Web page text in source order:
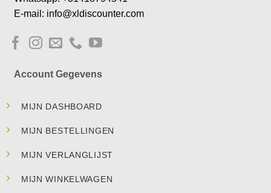
E-mail: info@xldiscounter.com
Account Gegevens
MIJN DASHBOARD
MIJN BESTELLINGEN
MIJN VERLANGLIJST
MIJN WINKELWAGEN